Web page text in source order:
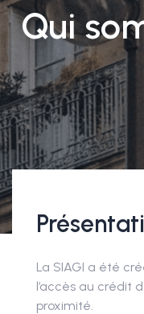
Qui
La SIAGI a été
l’accès au crédit
proximité.